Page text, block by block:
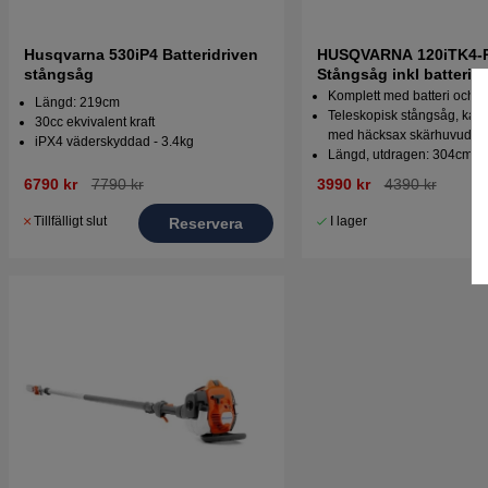
Husqvarna 530iP4 Batteridriven
stångsåg
Längd: 219cm
30cc ekvivalent kraft
iPX4 väderskyddad - 3.4kg
6790 kr 7790 kr
Tillfälligt slut Reservera
HUSQVARNA 120iTK4-
Stångsåg inkl batteri
Komplett med batteri och
Teleskopisk stångsåg, kan
med häcksax skärhuvud
Längd, utdragen: 304cm
3990 kr 4390 kr
I lager